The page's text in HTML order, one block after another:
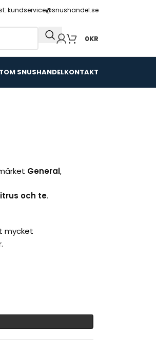
kundservice@snushandel.se
0KR
OM SNUSHANDELKONTAKT
General,
och te.
mycket